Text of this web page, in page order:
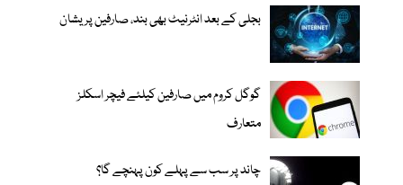
بجلی کے بعد انٹرنیٹ بھی بند، صارفین پریشان
گوگل کروم میں صارفین کیلئے فیچر اسکلز
متعارف
چاند پر سب سے پہلے کون پہنچے گا؟